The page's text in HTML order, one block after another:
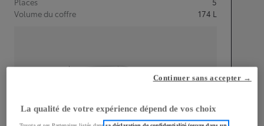
Places
5
Volume du coffre
174 L
Hauteur
1 455
La qualité de votre expérience dépend de vos choix
Continuer sans accepter →